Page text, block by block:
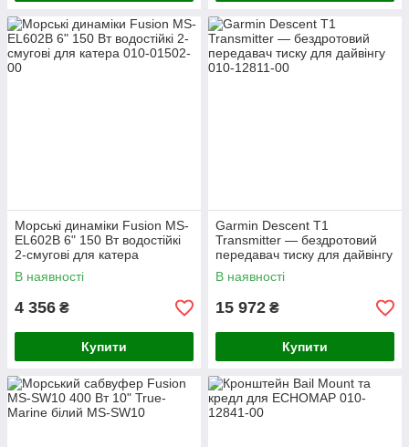
Морські динаміки Fusion MS-
EL602B 6" 150 Вт водостійкі
2-смугові для катера
В наявності
4 356 ₴
Купити
Garmin Descent T1
Transmitter — бездротовий
передавач тиску для дайвінгу
В наявності
15 972 ₴
Купити